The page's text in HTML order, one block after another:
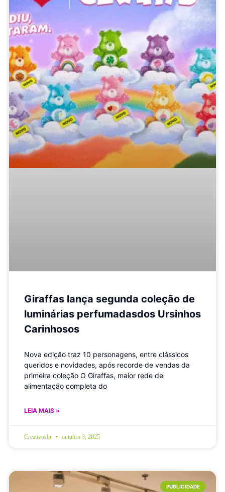
Giraffas lança segunda coleção de
luminárias perfumadasdos Ursinhos
Carinhosos
Nova edição traz 10 personagens, entre clássicos
queridos e novidades, após recorde de vendas da
primeira coleção O Giraffas, maior rede de
alimentação completa do
LEIA MAIS »
Creativosbr outubro 3, 2025
PUBLICIDADE